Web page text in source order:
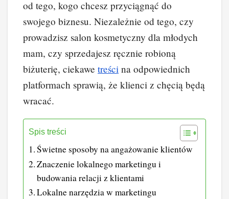
od tego, kogo chcesz przyciągnąć do
swojego biznesu. Niezależnie od tego, czy
prowadzisz salon kosmetyczny dla młodych
mam, czy sprzedajesz ręcznie robioną
biżuterię, ciekawe treści na odpowiednich
platformach sprawią, że klienci z chęcią będą
wracać.
Spis treści
Świetne sposoby na angażowanie klientów
Znaczenie lokalnego marketingu i
budowania relacji z klientami
Lokalne narzędzia w marketingu